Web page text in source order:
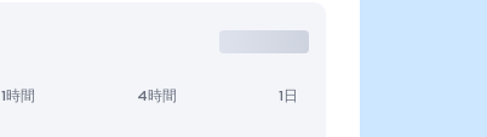
1時間 4時間 1日